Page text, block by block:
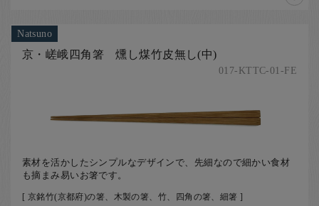
Natsuno
京・嵯峨四角箸 燻し煤竹皮無し(中)
017-KTTC-01-FE
素材を活かしたシンプルなデザインで、先細なので細かい食材
も摘まみ易いお箸です。
[ 京銘竹(京都府)の箸、木製の箸、竹、四角の箸、細箸 ]